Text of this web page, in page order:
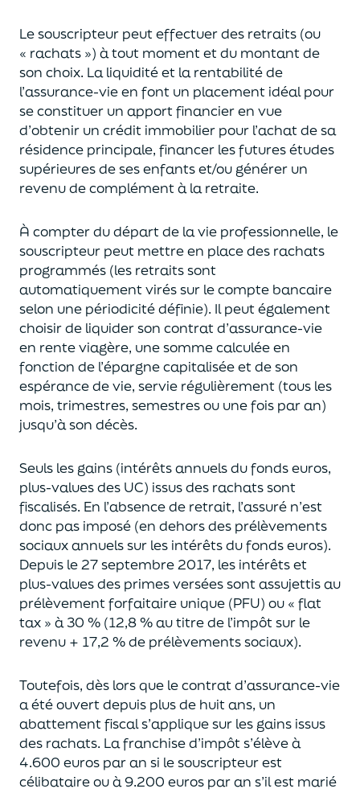
Le souscripteur peut effectuer des retraits (ou
« rachats ») à tout moment et du montant de
son choix. Laliquiditéet la rentabilité de
l’assurance-vie en font un placement idéal pour
se constituer un apport financier en vue
d’obtenir un crédit immobilier pour l’achat desa
résidence principale, financer les futures études
supérieures de ses enfantset/ou générer un
revenu de complément à la retraite.
À compter du départ de la vie professionnelle, le
souscripteur peut mettre en place des rachats
programmés (les retraits sont
automatiquement virés sur le compte bancaire
selon une périodicité définie). Il peut également
choisirde liquider son contrat d’assurance-vie
en rente viagère, une somme calculée en
fonction de l’épargne capitalisée et deson
espérance de vie, servie régulièrement (tous les
mois, trimestres, semestres ou une fois par an)
jusqu’à son décès.
Seuls les gains (intérêts annuels du fonds euros,
plus-values des UC) issus des rachats sont
fiscalisés. En l’absence de retrait, l’assuré n’est
donc pas imposé (en dehors des prélèvements
sociaux annuels sur les intérêts du fonds euros).
Depuis le 27 septembre 2017, les intérêts et
plus-values des primes verséessont assujettis au
prélèvement forfaitaire unique (PFU) ou « flat
tax » à 30 % (12,8 % au titre de l’impôt sur le
revenu + 17,2 % de prélèvements sociaux).
Toutefois, dès lors que le contrat d’assurance-vie
a été ouvert depuis plus de huit ans, un
abattement fiscal s’applique sur les gains issus
des rachats. La franchise d’impôts’élève à
4.600 euros par an si le souscripteurest
célibataire ou à 9.200 euros par an s’il est marié